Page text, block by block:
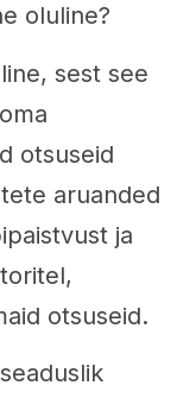
oluline?
sest see
otsuseid
aruanded
ja
otsuseid.